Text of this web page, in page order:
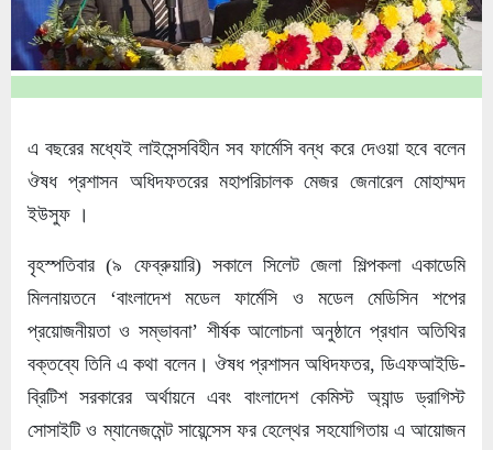
এ বছরের মধ্যেই লাইসেন্সবিহীন সব ফার্মেসি বন্ধ করে দেওয়া হবে বলেন
ঔষধ প্রশাসন অধিদফতরের মহাপরিচালক মেজর জেনারেল মোহাম্মদ
ইউসুফ ।
বৃহস্পতিবার (৯ ফেব্রুয়ারি) সকালে সিলেট জেলা শিল্পকলা একাডেমি
মিলনায়তনে ‘বাংলাদেশ মডেল ফার্মেসি ও মডেল মেডিসিন শপের
প্রয়োজনীয়তা ও সম্ভাবনা’ শীর্ষক আলোচনা অনুষ্ঠানে প্রধান অতিথির
বক্তব্যে তিনি এ কথা বলেন। ঔষধ প্রশাসন অধিদফতর, ডিএফআইডি-
ব্রিটিশ সরকারের অর্থায়নে এবং বাংলাদেশ কেমিস্ট অ্যান্ড ড্রাগিস্ট
সোসাইটি ও ম্যানেজমেন্ট সায়েন্সেস ফর হেল্থের সহযোগিতায় এ আয়োজন